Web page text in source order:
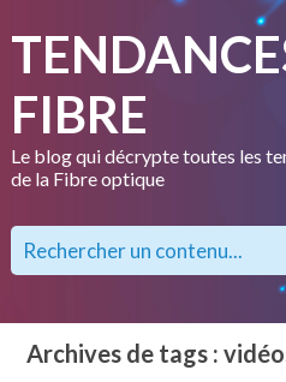
FIBRE
Le blog qui décrypte toutes les
de la Fibre optique
Archives de tags :